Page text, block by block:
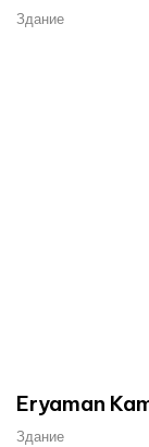
Здание
Eryaman
Здание